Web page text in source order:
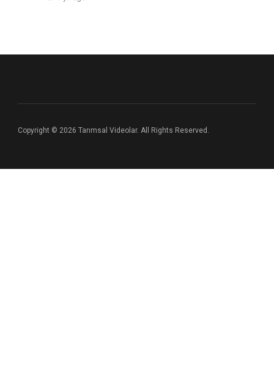
Copyright © 2026 Tarımsal Videolar. All Rights Reserved.